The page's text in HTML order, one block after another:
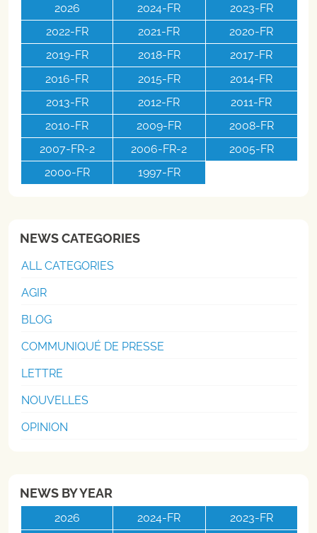
2026 2024-FR
2023-FR
2022-FR
2021-FR
2020-FR
2019-FR
2018-FR
2017-FR
2016-FR
2015-FR
2014-FR
2013-FR
2012-FR
2011-FR
2010-FR
2009-FR
2008-FR
2007-FR-2
2006-FR-2
2005-FR
2000-FR
1997-FR
NEWS CATEGORIES
ALL CATEGORIES
AGIR
BLOG
COMMUNIQUÉ DE PRESSE
LETTRE
NOUVELLES
OPINION
NEWS BY YEAR
2026 2024-FR
2023-FR